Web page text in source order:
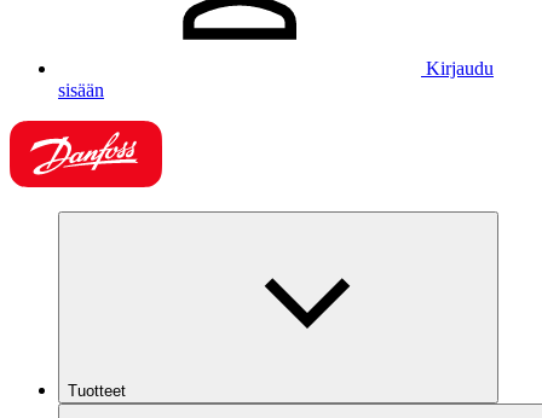
Kirjaudu
sisään
Tuotteet